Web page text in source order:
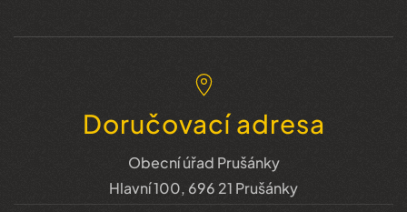
Doručovací adresa
Obecní úřad Prušánky
Hlavní 100, 696 21 Prušánky